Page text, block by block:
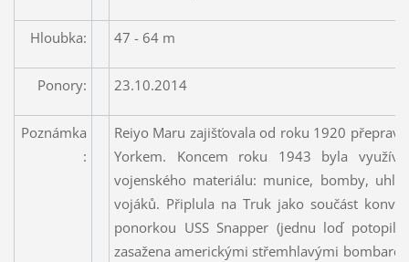
Hloubka: 47 - 64 m
Ponory: 23.10.2014
Poznámka
:
Reiyo Maru zajišťovala od roku 1920
Yorkem. Koncem roku 1943 byla
vojenského materiálu: munice, bomby,
vojáků. Připlula na Truk jako součást
ponorkou USS Snapper (jednu loď
zasažena americkými střemhlavými